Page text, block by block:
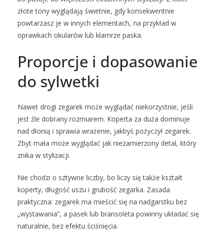
złote tony wyglądają świetnie, gdy konsekwentnie
powtarzasz je w innych elementach, na przykład w
oprawkach okularów lub klamrze paska.
Proporcje i dopasowanie
do sylwetki
Nawet drogi zegarek może wyglądać niekorzystnie, jeśli
jest źle dobrany rozmiarem. Koperta za duża dominuje
nad dłonią i sprawia wrażenie, jakbyś pożyczył zegarek.
Zbyt mała może wyglądać jak niezamierzony detal, który
znika w stylizacji.
Nie chodzi o sztywne liczby, bo liczy się także kształt
koperty, długość uszu i grubość zegarka. Zasada
praktyczna: zegarek ma mieścić się na nadgarstku bez
„wystawania”, a pasek lub bransoleta powinny układać się
naturalnie, bez efektu ściśnięcia.